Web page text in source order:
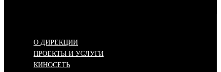
О ДИРЕКЦИИ
ПРОЕКТЫ И УСЛУГИ
КИНОСЕТЬ